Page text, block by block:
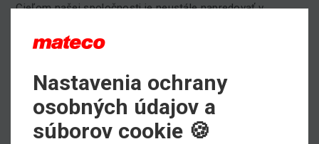
Cieľom našej spoločnosti je neustále napredovať v
pracovných plošín je pre nás servis mimoriadne dôležitý.
zákazníkov, máme nonstop k dispozícii flotilu servisných
vozidiel. Výbava našich servisných vozidiel je plne
pripravená na poskytovanie servisných zásahov u
zákazníkov alebo na stavenisku kdekoľvek po celej
Nastavenia ochrany
osobných údajov a
súborov cookie 🍪